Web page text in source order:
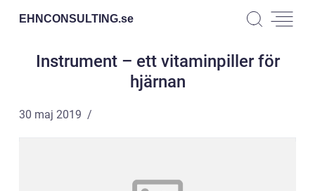
EHNCONSULTING.se
Instrument – ett vitaminpiller för
hjärnan
30 maj 2019